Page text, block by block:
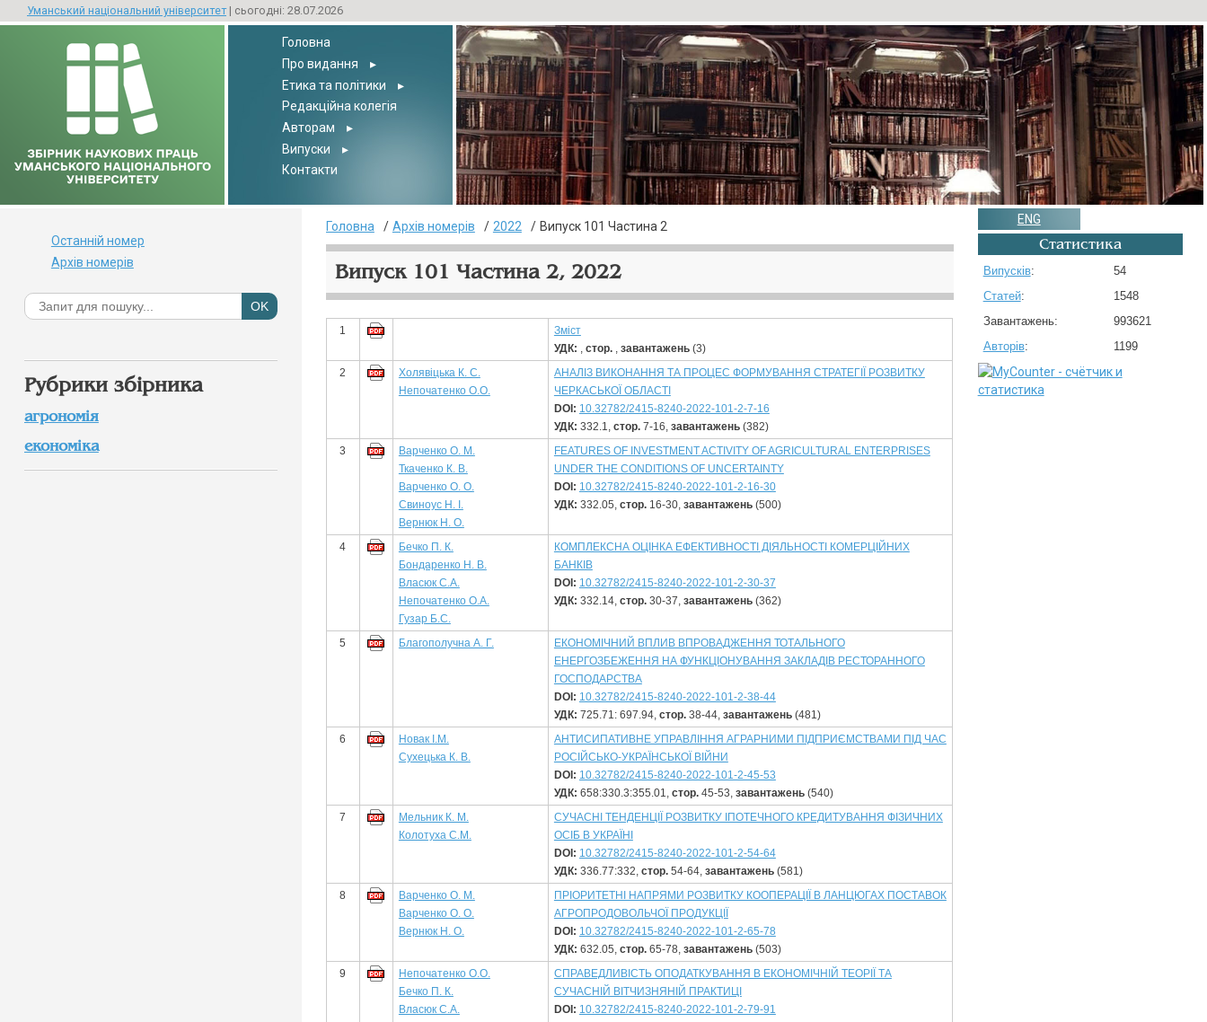
Уманський національний університет| сьогодні: 28.07.2026
Головна
Про видання
▸
Етика та політики
▸
Редакційна колегія
Авторам
▸
Випуски
▸
Контакти
Головна Архів номерів 2022 Випуск 101 Частина 2
Випуск 101 Частина 2, 2022
1
Зміст
УДК: , стор., завантажень(3)
2
Холявіцька К. С.
Непочатенко О.О.
АНАЛІЗ ВИКОНАННЯ ТА ПРОЦЕС ФОРМУВАННЯ СТРАТЕГІЇ РОЗВИТКУ
ЧЕРКАСЬКОЇ ОБЛАСТІ
DOI: 10.32782/2415-8240-2022-101-2-7-16
УДК: 332.1, стор.7-16, завантажень(382)
3
Варченко О. М.
Ткаченко К. В.
Варченко О. О.
Свиноус Н. І.
Вернюк Н. О.
FEATURES OF INVESTMENT ACTIVITY OF AGRICULTURAL ENTERPRISES
UNDER THE CONDITIONS OF UNCERTAINTY
DOI: 10.32782/2415-8240-2022-101-2-16-30
УДК: 332.05, стор.16-30, завантажень(500)
4
Бечко П. К.
Бондаренко Н. В.
Власюк С.А.
Непочатенко О.А.
Гузар Б.С.
КОМПЛЕКСНА ОЦІНКА ЕФЕКТИВНОСТІ ДІЯЛЬНОСТІ КОМЕРЦІЙНИХ
БАНКІВ
DOI: 10.32782/2415-8240-2022-101-2-30-37
УДК: 332.14, стор.30-37, завантажень(362)
5 Благополучна А. Г.
ЕКОНОМІЧНИЙ ВПЛИВ ВПРОВАДЖЕННЯ ТОТАЛЬНОГО
ЕНЕРГОЗБЕЖЕННЯ НА ФУНКЦІОНУВАННЯ ЗАКЛАДІВ РЕСТОРАННОГО
ГОСПОДАРСТВА
DOI: 10.32782/2415-8240-2022-101-2-38-44
УДК: 725.71: 697.94, стор.38-44, завантажень(481)
6
Новак І.М.
Сухецька К. В.
АНТИСИПАТИВНЕ УПРАВЛІННЯ АГРАРНИМИ ПІДПРИЄМСТВАМИ ПІД ЧАС
РОСІЙСЬКО-УКРАЇНСЬКОЇ ВІЙНИ
DOI: 10.32782/2415-8240-2022-101-2-45-53
УДК: 658:330.3:355.01, стор.45-53, завантажень(540)
7
Мельник К. М.
Колотуха С.М.
СУЧАСНІ ТЕНДЕНЦІЇ РОЗВИТКУ ІПОТЕЧНОГО КРЕДИТУВАННЯ ФІЗИЧНИХ
ОСІБ В УКРАЇНІ
DOI: 10.32782/2415-8240-2022-101-2-54-64
УДК: 336.77:332, стор.54-64, завантажень(581)
8
Варченко О. М.
Варченко О. О.
Вернюк Н. О.
ПРІОРИТЕТНІ НАПРЯМИ РОЗВИТКУ КООПЕРАЦІЇ В ЛАНЦЮГАХ ПОСТАВОК
АГРОПРОДОВОЛЬЧОЇ ПРОДУКЦІЇ
DOI: 10.32782/2415-8240-2022-101-2-65-78
УДК: 632.05, стор.65-78, завантажень(503)
9
Непочатенко О.О.
Бечко П. К.
Власюк С.А.
СПРАВЕДЛИВІСТЬ ОПОДАТКУВАННЯ В ЕКОНОМІЧНІЙ ТЕОРІЇ ТА
СУЧАСНІЙ ВІТЧИЗНЯНІЙ ПРАКТИЦІ
DOI: 10.32782/2415-8240-2022-101-2-79-91
Останній номер
Архів номерів
Рубрики збірника
агрономія
економіка
ENG
Статистика
Випусків:
54
Статей:
1548
Завантажень:
993621
Авторів: 1199